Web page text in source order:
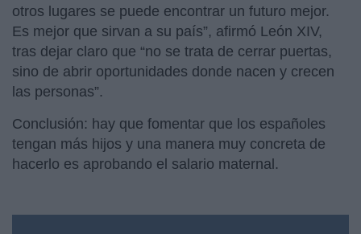
otros lugares se puede encontrar un futuro mejor.
Es mejor que sirvan a su país”, afirmó León XIV,
tras dejar claro que “no se trata de cerrar puertas,
sino de abrir oportunidades donde nacen y crecen
las personas”.
Conclusión: hay que fomentar que los españoles
tengan más hijos y una manera muy concreta de
hacerlo es aprobando el salario maternal.